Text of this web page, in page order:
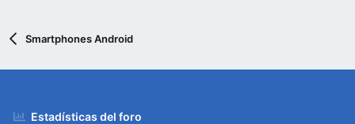
Smartphones Android
Estadísticas del foro